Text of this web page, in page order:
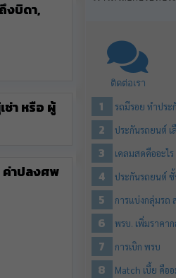
งบิดา,
า หรือ ผู้
ค่าปลงศพ
ติดต่อเรา
รถมีรอย ทําประ
ประกันรถยนต์ เ
เคลมสดคืออะไ
ประกันรถยนต์
การแบ่งกลุ่มรถ
พรบ. เพิ่มราคา
การเบิก พรบ
Match เบี้ย คืออ